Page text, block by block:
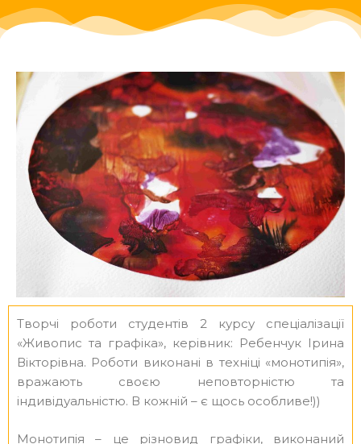
Творчі роботи студентів 2 курсу спеціалізації
«Живопис та графіка», керівник: Ребенчук Ірина
Вікторівна. Роботи виконані в техніці «монотипія»,
вражають своєю неповторністю та
індивідуальністю. В кожній – є щось особливе!))
Монотипія – це різновид графіки, виконаний